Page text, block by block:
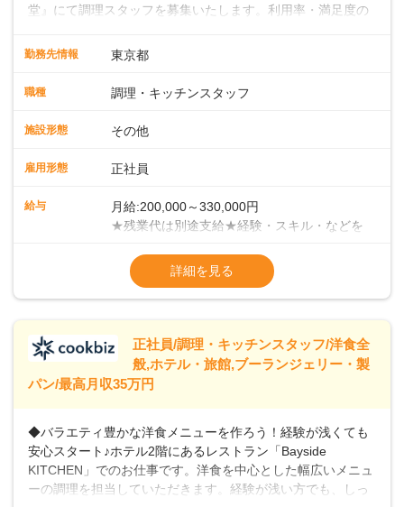
堂』にて調理スタッフを募集いたします。利用率・満足度の
う！＜まずは調理スタッフとして＞入社後、あなたには調理
ます。まずは当店の仕事の流れ・お店のルールを把握してく
す。 ■チームワークがカギ！当店での調理方法は、給食等の
ようにチームで一度に大人数分の調理を手がけていく集団調
理です。メイン・副菜担当、揚げ物担当、ご飯担当、盛り付
＜徐々にマネジメントも学んでください＞業務に慣れてきた
ら、徐々にマネジメント業務をお任せしていきます。パート
ることになりますので、お店を作っていく面白さを味わえま
すよ！＜将来はキャリアアップも＞まずは、1年間での一人立
も可能です。
勤務先情報 東京都
職種 調理・キッチンスタッフ
施設形態 その他
雇用形態 正社員
給与
月給:200,000～330,000円
★残業代は別途支給★経験・スキル・などを
（2023年度実績：3.8ヶ月分支給）★昇給年
1回（55歳まで）＜年収例＞年収380万円／
入社5年／40歳年収400万円／入社3年／48歳
年収460万円／入社7年／51歳
※試用期間3ヶ月あり（給与・待遇変動な
詳細を見る
正社員/調理・キッチンスタッフ/洋食全
般,ホテル・旅館,ブーランジェリー・製
パン/最高月収35万円
◆バラエティ豊かな洋食メニューを作ろう！経験が浅くても
安心スタート♪ホテル2階にあるレストラン「Bayside
KITCHEN」でのお仕事です。洋食を中心とした幅広いメニュ
ーの調理を担当していただきます。経験が浅い方でも、しっ